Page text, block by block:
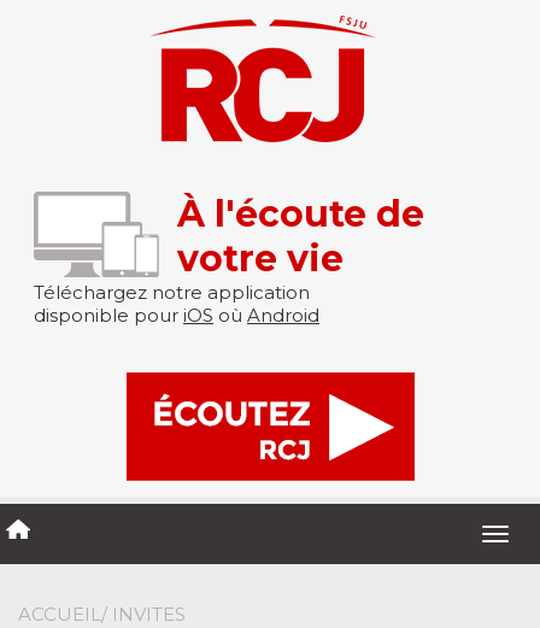
À l'écoute de
votre vie
Téléchargez notre application
disponible pour iOS où Android
ACCUEIL/ INVITES